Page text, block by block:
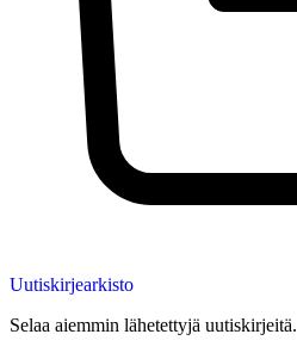
Uutiskirjearkisto
Selaa aiemmin lähetettyjä uutiskirjeitä.